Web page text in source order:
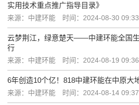
实用技术重点推广指导目录》
来源：中建环能 时间：2024-08-30 09:33
云梦荆江，绿意楚天——中建环能全国
行
来源：中建环能 时间：2024-08-19 09:36
6年创造10个亿！818中建环能在中原大
来源：中建环能 时间：2024-08-14 09:37